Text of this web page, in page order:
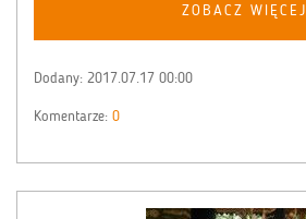
ZOBACZ WIĘCEJ
Dodany: 2017.07.17 00:00
Komentarze: 0